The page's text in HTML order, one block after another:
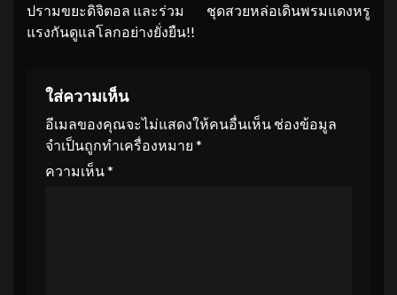
ปรามขยะดิจิตอล และร่วม
แรงกันดูแลโลกอย่างยั่งยืน!!
ชุดสวยหล่อเดินพรมแดงหรู
ใส่ความเห็น
อีเมลของคุณจะไม่แสดงให้คนอื่นเห็น ช่องข้อมูล
จำเป็นถูกทำเครื่องหมาย *
ความเห็น*